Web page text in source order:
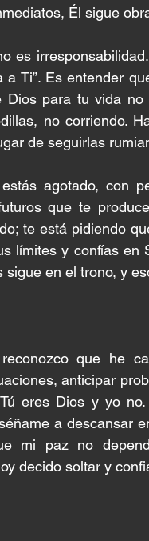
Él sigue
es
a Ti”. Es entender
Dios para tu vida
no corriendo.
de seguirlas
agotado, con
que te
te está pidiendo
límites y confías en
sigue en el trono, y
que he
anticipar
eres Dios y yo
a descansar
mi paz no
decido soltar y